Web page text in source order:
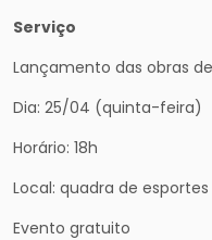
Serviço
Lançamento das obras
Dia: 25/04 (quinta-feira)
Horário: 18h
Local: quadra de
Evento gratuito